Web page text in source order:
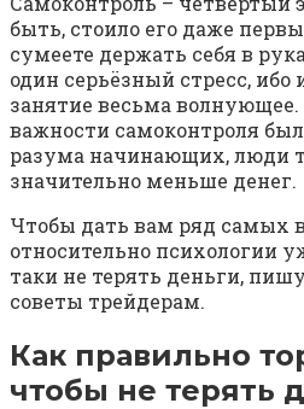
быть, стоило его даже
сумеете держать себя в
один серьёзный стресс, ибо
занятие весьма волнующее.
важности самоконтроля
разума начинающих, люди
значительно меньше денег.
Чтобы дать вам ряд самых
относительно психологии
таки не терять деньги,
советы трейдерам.
Как правильно
чтобы не терять